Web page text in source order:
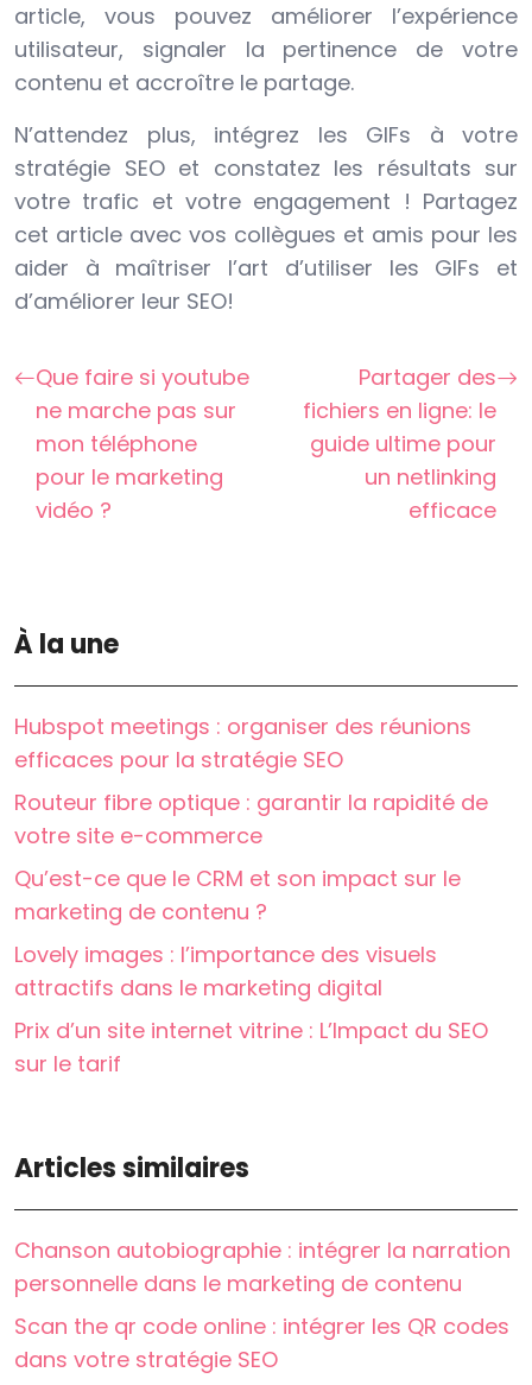
article, vous pouvez améliorer l’expérience
utilisateur, signaler la pertinence de votre
contenu et accroître le partage.
N’attendez plus, intégrez les GIFs à votre
stratégie SEO et constatez les résultats sur
votre trafic et votre engagement ! Partagez
cet article avec vos collègues et amis pour les
aider à maîtriser l’art d’utiliser les GIFs et
d’améliorer leur SEO!
Que faire si youtube
ne marche pas sur
mon téléphone
pour le marketing
vidéo ?
Partager des
fichiers en ligne: le
guide ultime pour
un netlinking
efficace
À la une
Hubspot meetings : organiser des réunions
efficaces pour la stratégie SEO
Routeur fibre optique : garantir la rapidité de
votre site e-commerce
Qu’est-ce que le CRM et son impact sur le
marketing de contenu ?
Lovely images : l’importance des visuels
attractifs dans le marketing digital
Prix d’un site internet vitrine : L’Impact du SEO
sur le tarif
Articles similaires
Chanson autobiographie : intégrer la narration
personnelle dans le marketing de contenu
Scan the qr code online : intégrer les QR codes
dans votre stratégie SEO